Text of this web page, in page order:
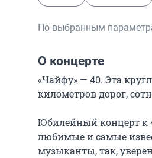
По выбранным
О концерте
«Чайфу» — 40. Эта
километров дорог,
Юбилейный концерт к
любимые и самые
музыканты, так,